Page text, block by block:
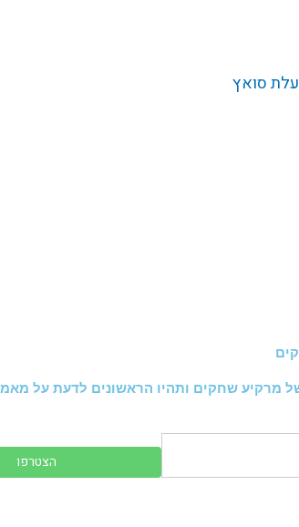
סואץ
מרקיע שחקים ותהיו הראשונים לדעת על